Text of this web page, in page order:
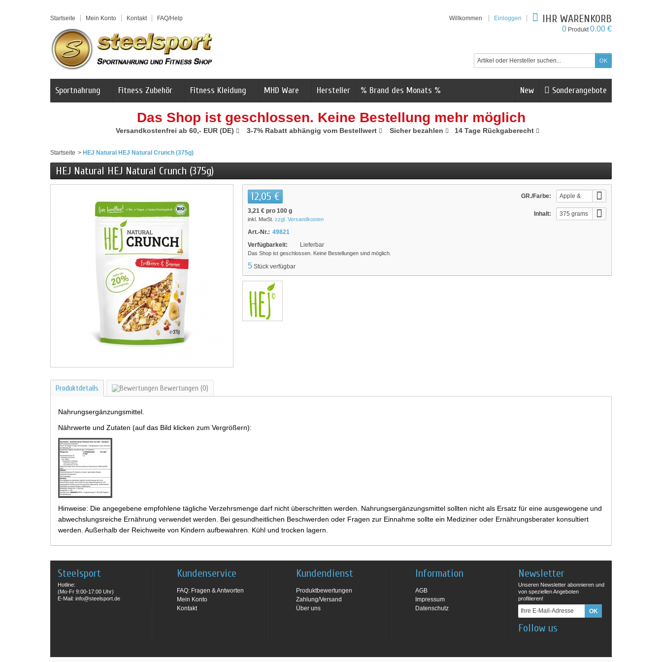
Startseite Mein Konto Kontakt FAQ/Help Willkommen Einloggen IHR WARENKORB
0 Produkt0.00 €
Sonderangebote
New
Sportnahrung Fitness Zubehör Fitness Kleidung MHD Ware Hersteller % Brand des Monats %
Das Shop ist geschlossen. Keine Bestellung mehr möglich
Versandkostenfrei ab 60,- EUR (DE) 3-7% Rabatt abhängig vom Bestellwert Sicher bezahlen 14 Tage Rückgaberecht
Startseite > HEJ Natural HEJ Natural Crunch (375g)
HEJ Natural HEJ Natural Crunch (375g)
GR./Farbe:
Apple &
Cinnamon
Inhalt:
375 grams
12,05 €
3,21 € pro 100 g
inkl. MwSt. zzgl. Versandkosten
Art.-Nr.: 49821
Verfügbarkeit:
Lieferbar
Das Shop ist geschlossen. Keine Bestellungen sind möglich.
5 Stück verfügbar
Produktdetails Bewertungen (0)
Nahrungsergänzungsmittel.
Nährwerte und Zutaten (auf das Bild klicken zum Vergrößern):
Hinweise: Die angegebene empfohlene tägliche Verzehrsmenge darf nicht überschritten werden. Nahrungsergänzungsmittel sollten nicht als Ersatz für eine ausgewogene und
abwechslungsreiche Ernährung verwendet werden. Bei gesundheitlichen Beschwerden oder Fragen zur Einnahme sollte ein Mediziner oder Ernährungsberater konsultiert
werden. Außerhalb der Reichweite von Kindern aufbewahren. Kühl und trocken lagern.
Steelsport
Hotline:
(Mo-Fr 9:00-17:00 Uhr)
E-Mail: info@steelsport.de
Kundenservice
FAQ: Fragen & Antworten
Mein Konto
Kontakt
Kundendienst
Produktbewertungen
Zahlung/Versand
Über uns
Information
AGB
Impressum
Datenschutz
Newsletter
Unseren Newsletter abonnieren und
von speziellen Angeboten
profitieren!
Follow us